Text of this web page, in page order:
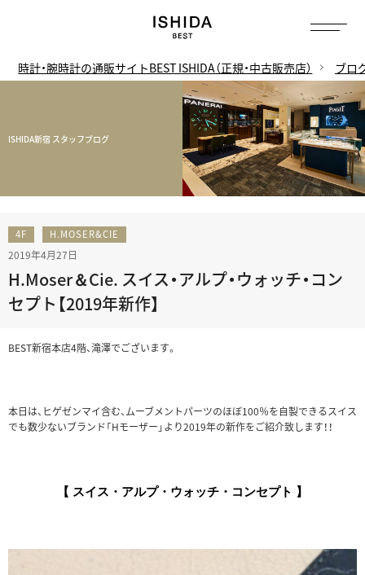
時計・腕時計の通販サイトBEST ISHIDA（正規・中古販売店） ブロ
ISHIDA新宿 スタッフブログ
4F H.MOSER&CIE
2019年4月27日
H.Moser＆Cie. スイス・アルプ・ウォッチ・コン
セプト【2019年新作】
BEST新宿本店4階、滝澤でございます。
本日は、ヒゲゼンマイ含む、ムーブメントパーツのほぼ100％を自製できるスイス
でも数少ないブランド「Hモーザー」より2019年の新作をご紹介致します！！
【 スイス・アルプ・ウォッチ・コンセプト 】